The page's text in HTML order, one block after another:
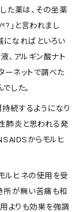
た薬は、その坐薬
」と言われまし
になればといろい
、アルギン酸ナト
ーネットで調べた
した。
続するようになり
肺炎と思われる発
からモルヒ
ルヒネの使用を受
所が無い苦痛も和
用よりも効果を強調